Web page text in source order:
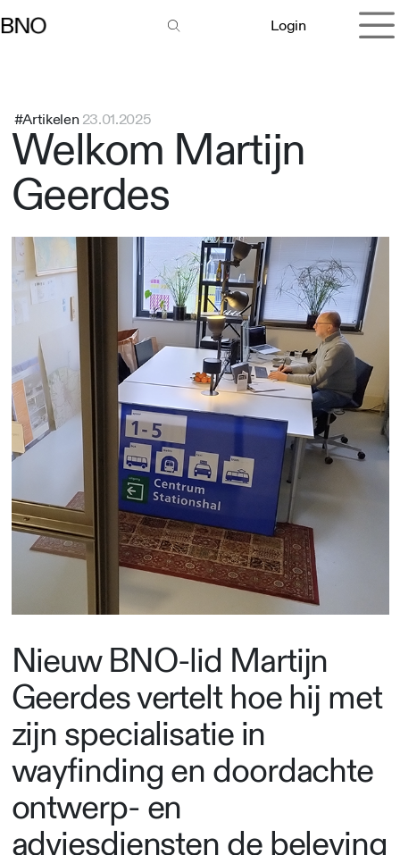
Login
#Artikelen 23.01.2025
Welkom Martijn
Geerdes
Nieuw BNO-lid Martijn
Geerdes vertelt hoe hij met
zijn specialisatie in
wayfinding en doordachte
ontwerp- en
adviesdiensten de beleving